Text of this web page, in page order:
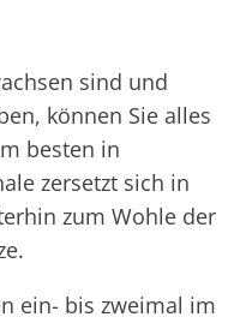
sind und
können Sie alles
besten in
zersetzt sich in
zum Wohle der
ein- bis zweimal im